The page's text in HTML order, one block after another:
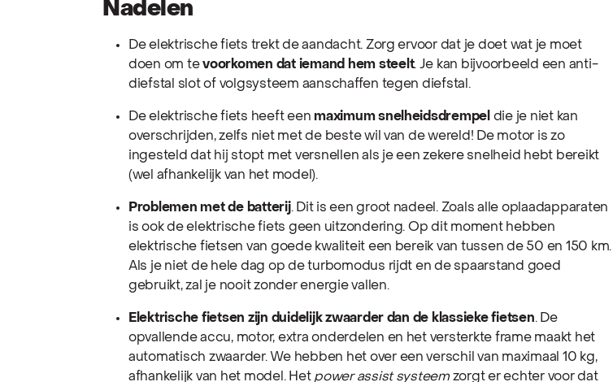
Nadelen
De elektrische fiets trekt de aandacht. Zorg ervoor dat je doet wat je moet
doen om tevoorkomen dat iemand hem steelt. Je kan bijvoorbeeld een anti-
diefstal slot of volgsysteem aanschaffen tegen diefstal.
De elektrische fiets heeft eenmaximum snelheidsdrempel die je niet kan
overschrijden, zelfs niet met de beste wil van de wereld! De motor is zo
ingesteld dat hij stopt met versnellen als je een zekere snelheid hebt bereikt
(wel afhankelijk van het model).
Problemen met de batterij. Dit is een groot nadeel. Zoals alle oplaadapparaten
is ook de elektrische fiets geen uitzondering. Op dit moment hebben
elektrische fietsen van goede kwaliteit een bereik van tussen de 50 en 150 km.
Als je niet de hele dag op de turbomodus rijdt en de spaarstand goed
gebruikt, zal je nooit zonder energie vallen.
Elektrische fietsen zijn duidelijk zwaarder dan de klassieke fietsen. De
opvallende accu, motor, extra onderdelen en het versterkte frame maakt het
automatisch zwaarder. We hebben het over een verschil van maximaal 10 kg,
afhankelijk van het model. Het power assist systeemzorgt er echter voor dat